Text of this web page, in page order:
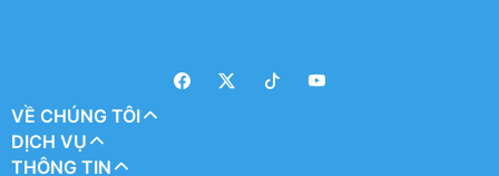
VỀ CHÚNG TÔI
DỊCH VỤ
THÔNG TIN